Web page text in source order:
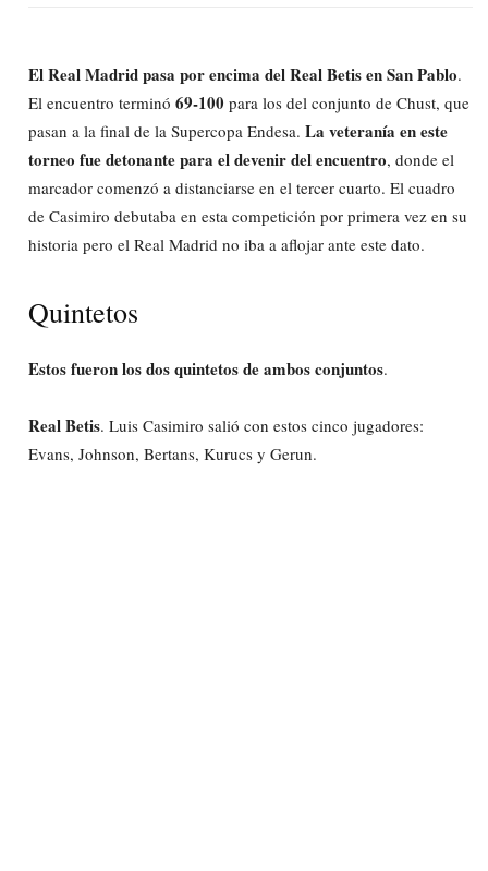
El Real Madrid pasa por encima del Real Betis en San Pablo.
El encuentro terminó 69-100 para los del conjunto de Chust, que
pasan a la final de la Supercopa Endesa. La veteranía en este
torneo fue detonante para el devenir del encuentro, donde el
marcador comenzó a distanciarse en el tercer cuarto. El cuadro
de Casimiro debutaba en esta competición por primera vez en su
historia pero el Real Madrid no iba a aflojar ante este dato.
Quintetos
Estos fueron los dos quintetos de ambos conjuntos.
Real Betis. Luis Casimiro salió con estos cinco jugadores:
Evans, Johnson, Bertans, Kurucs y Gerun.